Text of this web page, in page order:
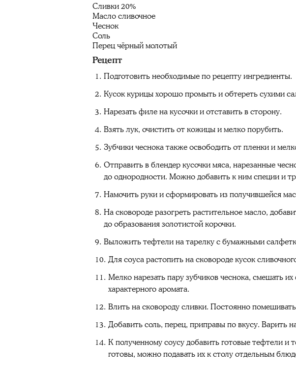
Сливки 20%
Масло сливочное
Чеснок
Соль
Перец чёрный молотый
Рецепт
Подготовить необходимые по рецепту ингредиенты.
Кусок курицы хорошо промыть и обтереть сухими
Нарезать филе на кусочки и отставить в сторону.
Взять лук, очистить от кожицы и мелко порубить.
Зубчики чеснока также освободить от пленки и
Отправить в блендер кусочки мяса, нарезанные
до однородности. Можно добавить к ним специи и
Намочить руки и сформировать из получившейся
На сковороде разогреть растительное масло,
до образования золотистой корочки.
Выложить тефтели на тарелку с бумажными
Для соуса растопить на сковороде кусок
Мелко нарезать пару зубчиков чеснока, смешать
характерного аромата.
Влить на сковороду сливки. Постоянно
Добавить соль, перец, приправы по вкусу. Варить
К полученному соусу добавить готовые тефтели
готовы, можно подавать их к столу отдельным